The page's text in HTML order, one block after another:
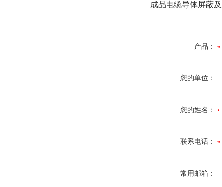
成品电缆导体屏蔽
产品：
您的单位：
您的姓名：
联系电话：
常用邮箱：